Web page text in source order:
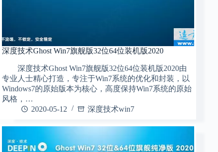
深度技术Ghost Win7旗舰版32位64位装机版2020
深度技术Ghost Win7旗舰版32位64位装机版2020由
专业人士精心打造，专注于Win7系统的优化和封装，以
Windows7的原始版本为核心，高度保持Win7系统的原始
风格，…
2020-05-12
深度技术win7